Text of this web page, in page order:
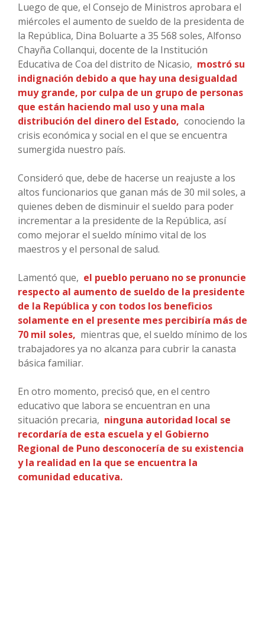
Luego de que, el Consejo de Ministros aprobara el
miércoles el aumento de sueldo de la presidenta de
la República, Dina Boluarte a 35 568 soles, Alfonso
Chayña Collanqui, docente de la Institución
Educativa de Coa del distrito de Nicasio, mostró su
indignación debido a que hay una desigualdad
muy grande, por culpa de un grupo de personas
que están haciendo mal uso y una mala
distribución del dinero del Estado, conociendo la
crisis económica y social en el que se encuentra
sumergida nuestro país.
Consideró que, debe de hacerse un reajuste a los
altos funcionarios que ganan más de 30 mil soles, a
quienes deben de disminuir el sueldo para poder
incrementar a la presidente de la República, así
como mejorar el sueldo mínimo vital de los
maestros y el personal de salud.
Lamentó que, el pueblo peruano no se pronuncie
respecto al aumento de sueldo de la presidente
de la República y con todos los beneficios
solamente en el presente mes percibiría más de
70 mil soles, mientras que, el sueldo mínimo de los
trabajadores ya no alcanza para cubrir la canasta
básica familiar.
En otro momento, precisó que, en el centro
educativo que labora se encuentran en una
situación precaria, ninguna autoridad local se
recordaría de esta escuela y el Gobierno
Regional de Puno desconocería de su existencia
y la realidad en la que se encuentra la
comunidad educativa.